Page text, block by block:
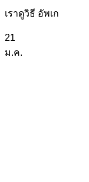
เราดูวิธี อัพเก
21
ม.ค.